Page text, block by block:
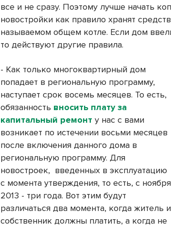
все и не сразу. Поэтому лучше начать
новостройки как правило хранят
называемом общем котле. Если дом
то действуют другие правила.
- Как только многоквартирный дом
попадает в региональную программу,
наступает срок восемь месяцев. То есть,
обязанность вносить плату за
капитальный ремонт у нас с вами
возникает по истечении восьми месяцев
после включения данного дома в
региональную программу. Для
новостроек, введенных в эксплуатацию
с момента утверждения, то есть, с ноября
2013 - три года. Вот этим будут
различаться два момента, когда житель и
собственник должны платить, а когда не